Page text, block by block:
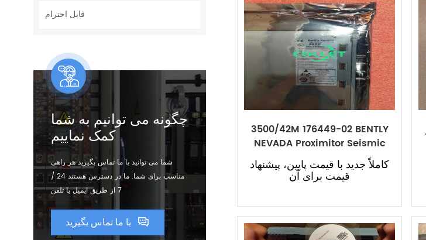
3500/42M 176449-02 BENTLY
NEVADA Proximitor Seismic
Monitor
کاملاً جدید با قیمت پایین، پیشنهاد
قیمت برای آن
قابل احترام
چگونه می توانیم به شما
کمک نماییم
شما می توانید با ما تماس بگیرید هر راهی
مناسب برای شما. ما در دسترس هستند 24 /
7 از طریق ایمیل یا تلفن
با ما تماس بگیرید